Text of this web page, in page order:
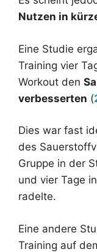
Nutzen in
Eine Studie
Training vier
Workout den
verbesserten (
Dies war fast
des
Gruppe in der
und vier Tage
radelte.
Eine andere
Training auf